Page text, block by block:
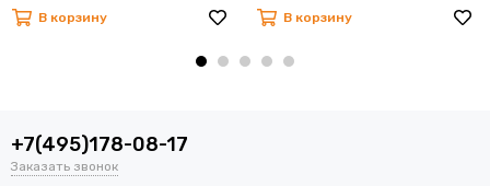
В корзину В корзину
+7(495)178-08-17
Заказать звонок